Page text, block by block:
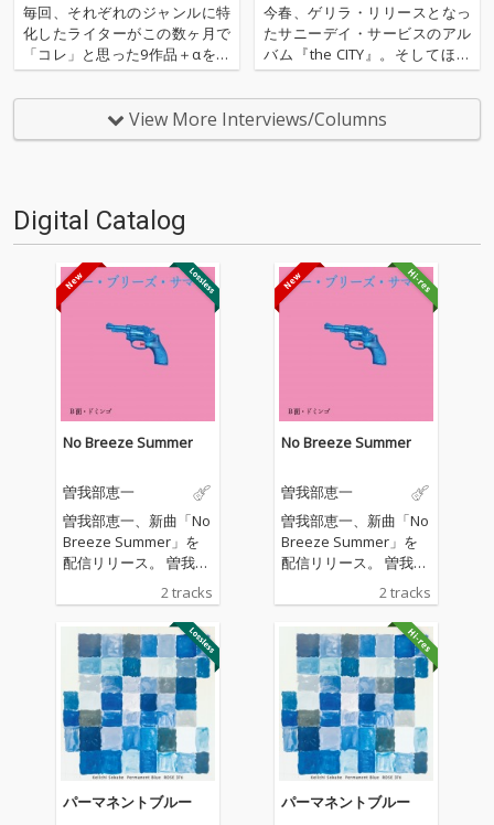
7月)──松島広人（NordOst）
毎回、それぞれのジャンルに特
化したライターがこの数ヶ月で
「コレ」と思った9作品＋αを紹
介するコーナー。ノーウェー
ヴ・バンドAIZのWeird Instrum
ents担当/ライターのNord Ost
（松島広人）が、2020年のムー
ま」のサニーデイ・サービス──
『the SEA』配信開始
今春、ゲリラ・リリースとなっ
たサニーデイ・サービスのアル
バム『the CITY』。そしてほぼ
間髪を入れず、Spotifyのプレイ
リストという形で順次発表され
た『the CITY』収録楽曲のリミ
ックス・再構築プロジェクト『t
View More Interviews/Columns
Digital Catalog
No Breeze Summer
曽我部恵一
曽我部恵一、新曲「No
Breeze Summer」を
配信リリース。 曽我部
が全曲の作詞を手がけ
た関美彦のアルバム
「WEEKEND」の収録
曲を曽我部自身が歌
い、演奏した作品。表
題曲「No Breeze Sum
mer」は、夏の気だる
い感情をアシッドフォ
ーキーなアコースティ
ックサウンドで表現し
た楽曲であり、カップ
リング曲「ドミンゴ」
2 tracks
No Breeze Summer
曽我部恵一
曽我部恵一、新曲「No
Breeze Summer」を
配信リリース。 曽我部
が全曲の作詞を手がけ
た関美彦のアルバム
「WEEKEND」の収録
曲を曽我部自身が歌
い、演奏した作品。表
題曲「No Breeze Sum
mer」は、夏の気だる
い感情をアシッドフォ
ーキーなアコースティ
ックサウンドで表現し
た楽曲であり、カップ
リング曲「ドミンゴ」
2 tracks
パーマネントブルー パーマネントブルー